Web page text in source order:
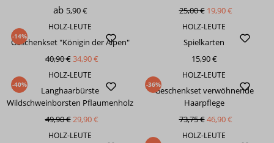
ab 5,90 €
25,00 € 19,90 €
-14%
HOLZ-LEUTE
Geschenkset "Königin der Alpen"
40,90 €34,90 €
HOLZ-LEUTE
Spielkarten
15,90 €
-40%
HOLZ-LEUTE
Langhaarbürste
Wildschweinborsten Pflaumenholz
49,90 €29,90 €
-36%
HOLZ-LEUTE
Geschenkset verwöhnende
Haarpflege
73,75 €46,90 €
HOLZ-LEUTE HOLZ-LEUTE